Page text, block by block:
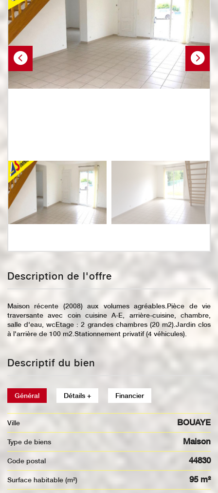
Description de l'offre
Maison récente (2008) aux volumes agréables.Pièce de vie
traversante avec coin cuisine A-E, arrière-cuisine, chambre,
salle d'eau, wcEtage : 2 grandes chambres (20 m2).Jardin clos
à l'arrière de 100 m2.Stationnement privatif (4 véhicules).
Descriptif du bien
Général Détails + Financier
Ville BOUAYE
Type de biens Maison
Code postal 44830
Surface habitable (m²) 95 m²